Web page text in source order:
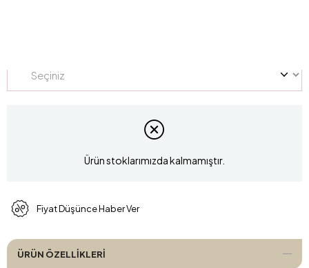
Ürün stoklarımızda kalmamıştır.
Fiyat Düşünce Haber Ver
ÜRÜN ÖZELLIKLERI